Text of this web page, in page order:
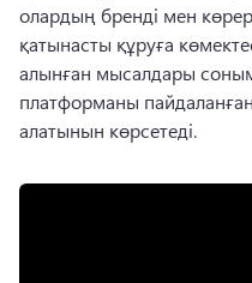
олардың бренді мен
қатынасты құруға
алынған мысалдары
платформаны
алатынын көрсетеді.